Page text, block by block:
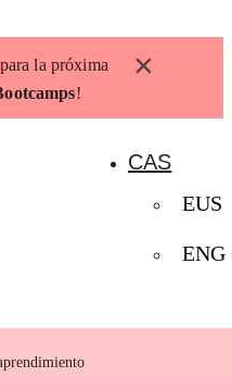
para la próxima
!
×
CAS
EUS
ENG